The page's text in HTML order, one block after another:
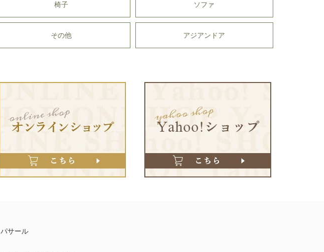
椅子 ソファ
その他 アジアンドア
パサール